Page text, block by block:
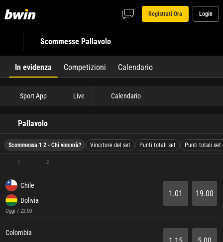
Registrati Ora Login
Scommesse Pallavolo
In evidenza Competizioni Calendario
Sport App Live Calendario
Pallavolo
Scommessa 1 2 - Chi vincerà? Vincitore del set Punti totali set Punti totali set
1 2
Chile
Bolivia
Oggi / 22:00
1.01 19.00
Colombia